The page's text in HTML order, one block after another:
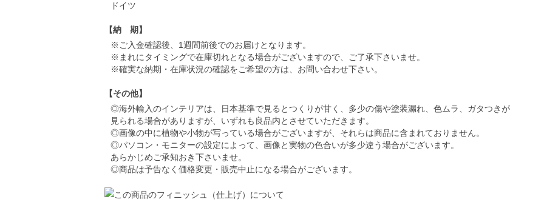
ドイツ
【納 期】
※ご入金確認後、1週間前後でのお届けとなります。
※まれにタイミングで在庫切れとなる場合がございますので、ご了承下さいませ。
※確実な納期・在庫状況の確認をご希望の方は、お問い合わせ下さい。
【その他】
◎海外輸入のインテリアは、日本基準で見るとつくりが甘く、多少の傷や塗装漏れ、色ムラ、ガタつきが
見られる場合がありますが、いずれも良品内とさせていただきます。
◎画像の中に植物や小物が写っている場合がございますが、それらは商品に含まれておりません。
◎パソコン・モニターの設定によって、画像と実物の色合いが多少違う場合がございます。
あらかじめご承知おき下さいませ。
◎商品は予告なく価格変更・販売中止になる場合がございます。